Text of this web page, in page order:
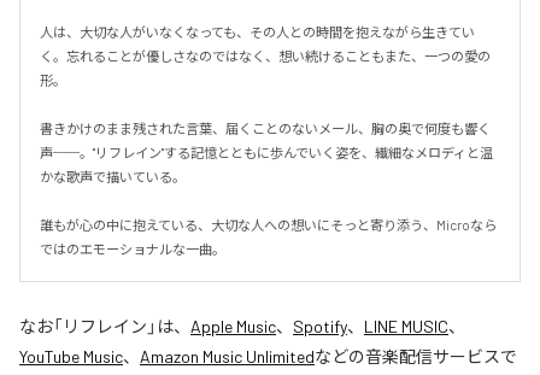
人は、大切な人がいなくなっても、その人との時間を抱えながら生きてい
く。忘れることが優しさなのではなく、想い続けることもまた、一つの愛の
形。
書きかけのまま残された言葉、届くことのないメール、胸の奥で何度も響く
声──。"リフレイン"する記憶とともに歩んでいく姿を、繊細なメロディと温
かな歌声で描いている。
誰もが心の中に抱えている、大切な人への想いにそっと寄り添う、Microなら
ではのエモーショナルな一曲。
なお「リフレイン 」は、 Apple Music、 Spotify、 LINE MUSIC、
YouTube Music、 Amazon Music Unlimitedなどの音楽配信サービスで